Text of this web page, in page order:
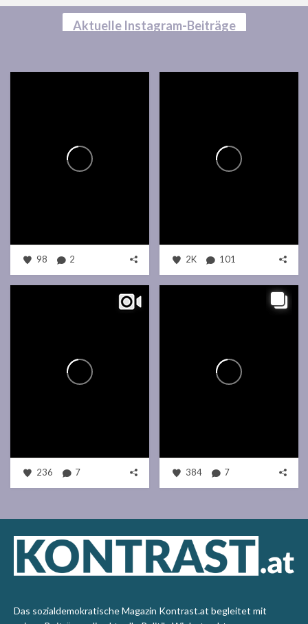
Aktuelle Instagram-Beiträge
98 2 2K 101
236 7 384 7
Das sozialdemokratische Magazin Kontrast.at begleitet mit